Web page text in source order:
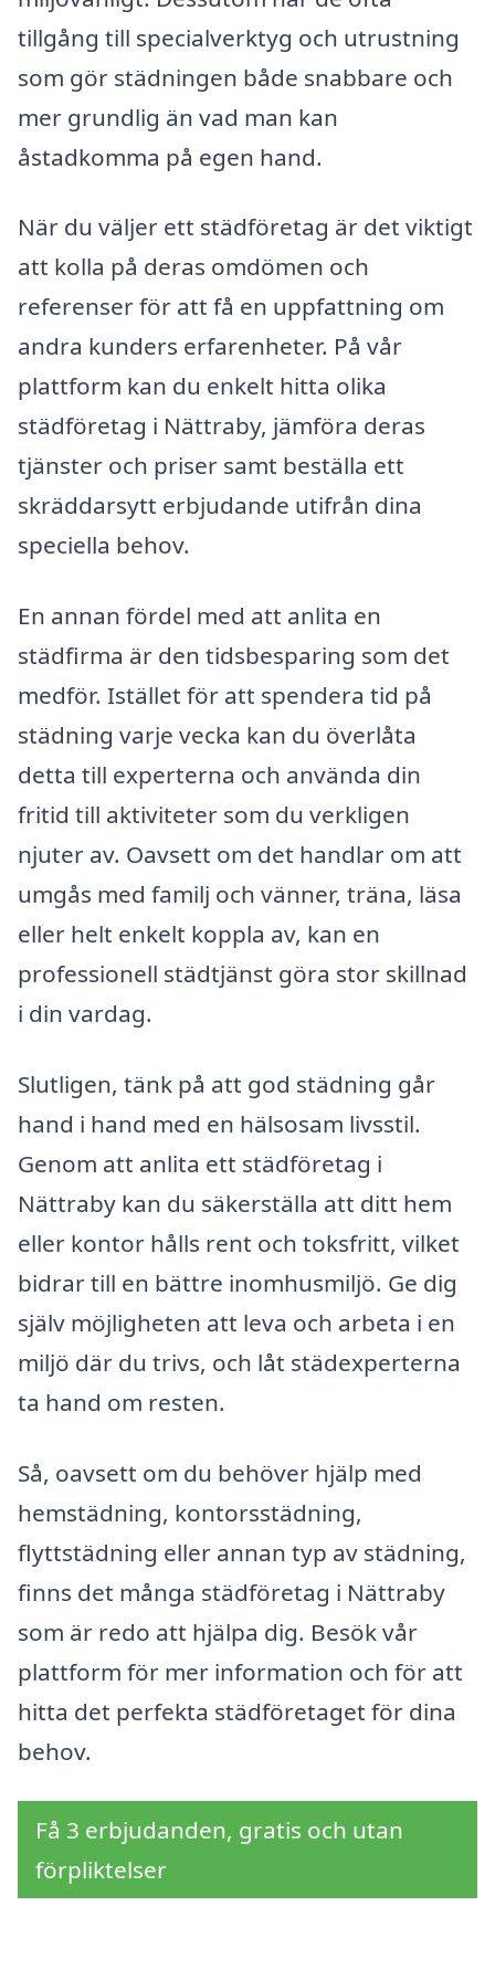
tillgång till specialverktyg och utrustning
som gör städningen både snabbare och
mer grundlig än vad man kan
åstadkomma på egen hand.
När du väljer ett städföretag är det viktigt
att kolla på deras omdömen och
referenser för att få en uppfattning om
andra kunders erfarenheter. På vår
plattform kan du enkelt hitta olika
städföretag i Nättraby, jämföra deras
tjänster och priser samt beställa ett
skräddarsytt erbjudande utifrån dina
speciella behov.
En annan fördel med att anlita en
städfirma är den tidsbesparing som det
medför. Istället för att spendera tid på
städning varje vecka kan du överlåta
detta till experterna och använda din
fritid till aktiviteter som du verkligen
njuter av. Oavsett om det handlar om att
umgås med familj och vänner, träna, läsa
eller helt enkelt koppla av, kan en
professionell städtjänst göra stor skillnad
i din vardag.
Slutligen, tänk på att god städning går
hand i hand med en hälsosam livsstil.
Genom att anlita ett städföretag i
Nättraby kan du säkerställa att ditt hem
eller kontor hålls rent och toksfritt, vilket
bidrar till en bättre inomhusmiljö. Ge dig
själv möjligheten att leva och arbeta i en
miljö där du trivs, och låt städexperterna
ta hand om resten.
Så, oavsett om du behöver hjälp med
hemstädning, kontorsstädning,
flyttstädning eller annan typ av städning,
finns det många städföretag i Nättraby
som är redo att hjälpa dig. Besök vår
plattform för mer information och för att
hitta det perfekta städföretaget för dina
behov.
Få 3 erbjudanden, gratis och utan
förpliktelser